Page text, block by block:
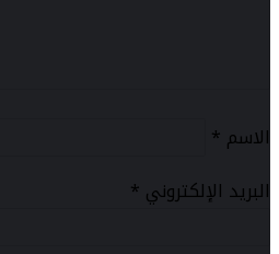
الاسم *
البريد الإلكتروني *